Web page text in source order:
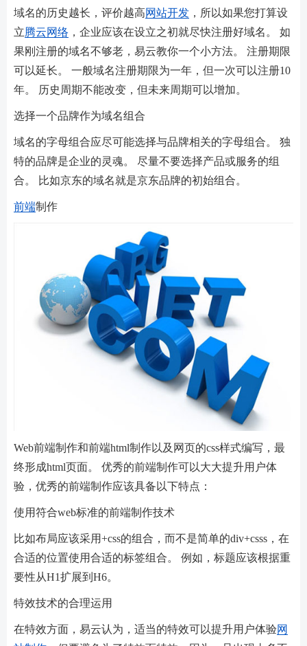
域名的历史越长，评价越高网站开发 ，所以如果您打算设
立 腾云网络 ，企业应该在设立之初就尽快注册好域名。 如
果刚注册的域名不够老，易云教你一个小方法。 注册期限
可以延长。 一般域名注册期限为一年，但一次可以注册10
年。 历史周期不能改变，但未来周期可以增加。
选择一个品牌作为域名组合
域名的字母组合应尽可能选择与品牌相关的字母组合。 独
特的品牌是企业的灵魂。 尽量不要选择产品或服务的组
合。 比如京东的域名就是京东品牌的初始组合。
前端制作
Web前端制作和前端html制作以及网页的css样式编写，最
终形成html页面。 优秀的前端制作可以大大提升用户体
验，优秀的前端制作应该具备以下特点：
使用符合web标准的前端制作技术
比如布局应该采用+css的组合，而不是简单的div+csss，在
合适的位置使用合适的标签组合。 例如，标题应该根据重
要性从H1扩展到H6。
特效技术的合理运用
在特效方面，易云认为，适当的特效可以提升用户体验网